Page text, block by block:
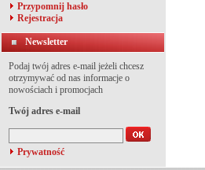
Przypomnij hasło
Rejestracja
Newsletter
Podaj twój adres e-mail jeżeli chcesz
otrzymywać od nas informacje o
nowościach i promocjach
Twój adres e-mail
Prywatność